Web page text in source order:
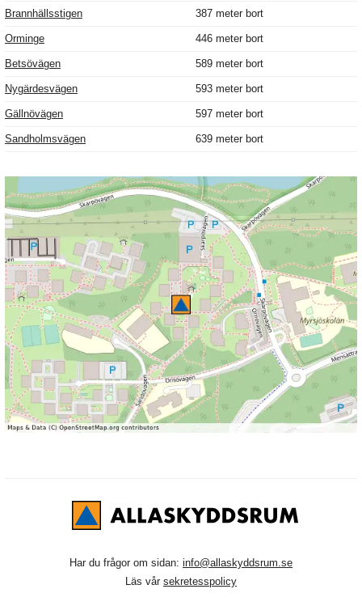
Brannhällsstigen 387 meter bort
Orminge 446 meter bort
Betsövägen 589 meter bort
Nygärdesvägen 593 meter bort
Gällnövägen 597 meter bort
Sandholmsvägen 639 meter bort
Har du frågor om sidan: info@allaskyddsrum.se
Läs vår sekretesspolicy